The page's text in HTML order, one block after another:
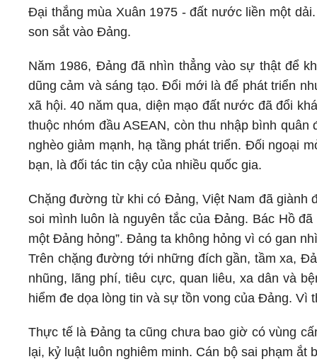
Đại thắng mùa Xuân 1975 - đất nước liền một
son sắt vào Đảng.
Năm 1986, Đảng đã nhìn thẳng vào sự thật để
dũng cảm và sáng tạo. Đổi mới là để phát triển
xã hội. 40 năm qua, diện mạo đất nước đã đổi
thuộc nhóm đầu ASEAN, còn thu nhập bình
nghèo giảm mạnh, hạ tầng phát triển. Đối ngoại
bạn, là đối tác tin cậy của nhiều quốc gia.
Chặng đường từ khi có Đảng, Việt Nam đã
soi mình luôn là nguyên tắc của Đảng. Bác Hồ
một Đảng hỏng”. Đảng ta không hỏng vì có gan
Trên chặng đường tới những đích gần, tầm xa,
nhũng, lãng phí, tiêu cực, quan liêu, xa dân và
hiểm đe dọa lòng tin và sự tồn vong của Đảng.
Thực tế là Đảng ta cũng chưa bao giờ có vùng
lại, kỷ luật luôn nghiêm minh. Cán bộ sai phạm